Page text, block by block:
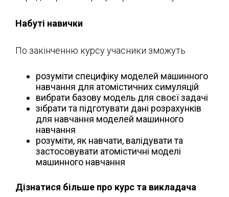
Набуті навички
По закінченню курсу учасники зможуть
розуміти специфіку моделей машинного
навчання для атомістичних симуляцій
вибрати базову модель для своєї задачі
зібрати та підготувати дані розрахунків
для навчання моделей машинного
навчання
розуміти, як навчати, валідувати та
застосовувати атомістичні моделі
машинного навчання
Дізнатися більше про курс та викладача